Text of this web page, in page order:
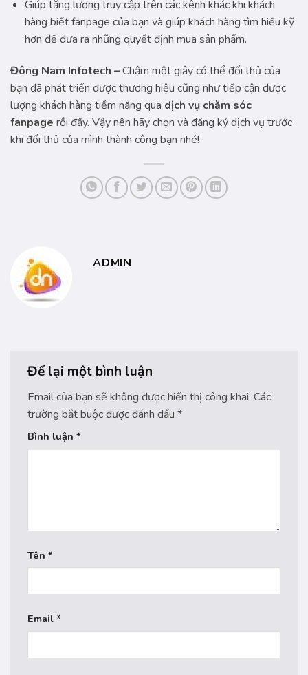
Giúp tăng lượng truy cập trên các kênh khác khi khách
hàng biết fanpage của bạn và giúp khách hàng tìm hiểu kỹ
hơn để đưa ra những quyết định mua sản phẩm.
Đông Nam Infotech –Chậm một giây có thể đối thủ của
bạn đã phát triển được thương hiệu cũng như tiếp cận được
lượng khách hàng tiềm năng qua dịch vụ chăm sóc
fanpage rồi đấy. Vậy nên hãy chọn và đăng ký dịch vụ trước
khi đối thủ của mình thành công bạn nhé!
ADMIN
Để lại một bình luận
Email của bạn sẽ không được hiển thị công khai. Các
trường bắt buộc được đánh dấu *
Bình luận *
Tên *
Email *